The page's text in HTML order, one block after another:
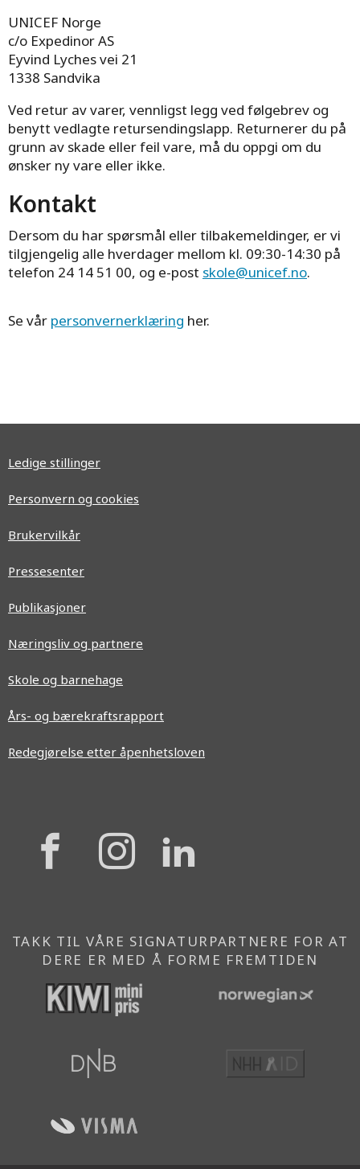
UNICEF Norge
c/o Expedinor AS
Eyvind Lyches vei 21
1338 Sandvika
Ved retur av varer, vennligst legg ved følgebrev og
benytt vedlagte retursendingslapp. Returnerer du på
grunn av skade eller feil vare, må du oppgi om du
ønsker ny vare eller ikke.
Kontakt
Dersom du har spørsmål eller tilbakemeldinger, er vi
tilgjengelig alle hverdager mellom kl. 09:30-14:30 på
telefon 24 14 51 00, og e-post skole@unicef.no.
Se vår personvernerklæring her.
Ledige stillinger
Personvern og cookies
Brukervilkår
Pressesenter
Publikasjoner
Næringsliv og partnere
Skole og barnehage
Års- og bærekraftsrapport
Redegjørelse etter åpenhetsloven
{{
'Facebook'|t
}}
{{
}}
TAKK TIL VÅRE SIGNATURPARTNERE FOR AT
DERE ER MED Å FORME FREMTIDEN